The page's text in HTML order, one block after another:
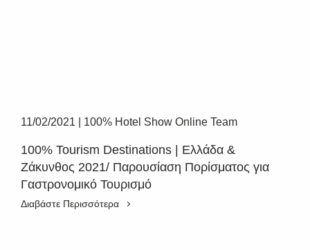
11/02/2021 100% Hotel Show Online Team
100% Tourism Destinations | Ελλάδα &
Ζάκυνθος 2021/ Παρουσίαση Πορίσματος για
Γαστρονομικό Τουρισμό
Διαβάστε Περισσότερα